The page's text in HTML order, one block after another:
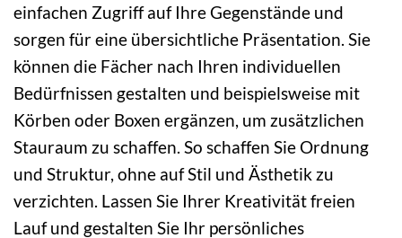
einfachen Zugriff auf Ihre Gegenstände und
sorgen für eine übersichtliche Präsentation. Sie
können die Fächer nach Ihren individuellen
Bedürfnissen gestalten und beispielsweise mit
Körben oder Boxen ergänzen, um zusätzlichen
Stauraum zu schaffen. So schaffen Sie Ordnung
und Struktur, ohne auf Stil und Ästhetik zu
verzichten. Lassen Sie Ihrer Kreativität freien
Lauf und gestalten Sie Ihr persönliches